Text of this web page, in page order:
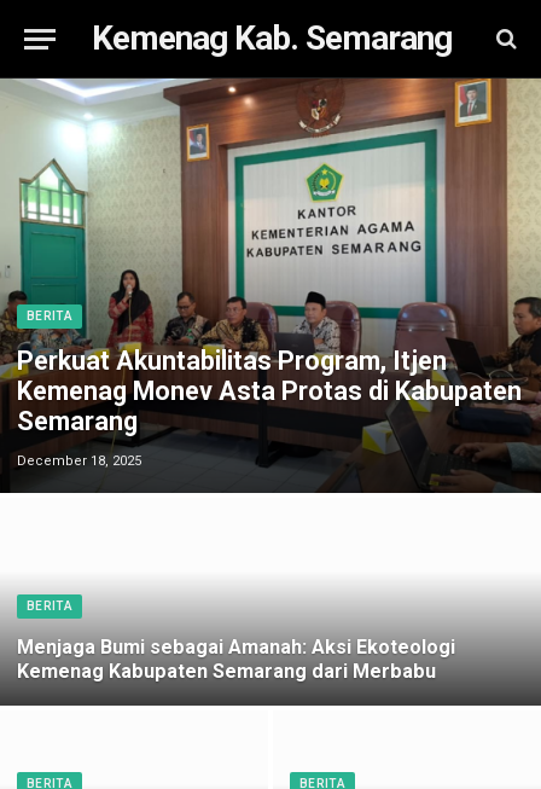
Kemenag Kab. Semarang
BERITA
Perkuat Akuntabilitas Program, Itjen
Kemenag Monev Asta Protas di Kabupaten
Semarang
December 18, 2025
BERITA
Menjaga Bumi sebagai Amanah: Aksi Ekoteologi
Kemenag Kabupaten Semarang dari Merbabu
BERITA BERITA